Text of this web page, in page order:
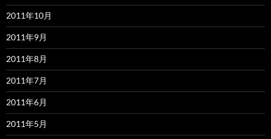
2011年10月
2011年9月
2011年8月
2011年7月
2011年6月
2011年5月